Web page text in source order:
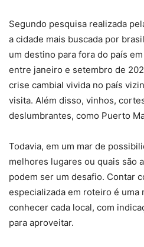
Segundo pesquisa realizada
a cidade mais buscada por
um destino para fora do país
entre janeiro e setembro de
crise cambial vivida no país
visita. Além disso, vinhos,
deslumbrantes, como Puerto
Todavia, em um mar de
melhores lugares ou quais são
podem ser um desafio. Contar
especializada em roteiro é uma
conhecer cada local, com
para aproveitar.